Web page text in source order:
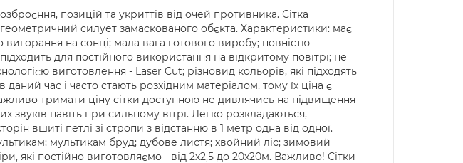
позицій та укриттів від очей противника. Сітка
силует замаскованого обєкта. Характеристики: має
на сонці; мала вага готового виробу; повністю
для постійного використання на відкритому повітрі; не
виготовлення - Laser Cut; різновид кольорів, які підходять
час і часто стають розхідним матеріалом, тому їх ціна є
тримати ціну сітки доступною не дивлячись на підвищення
звуків навіть при сильному вітрі. Легко розкладаються,
вшиті петлі зі стропи з відстанню в 1 метр одна від одної.
мультикам бруд; дубове листя; хвойний ліс; зимовий
які постійно виготовляємо - від 2х2,5 до 20х20м. Важливо! Сітки